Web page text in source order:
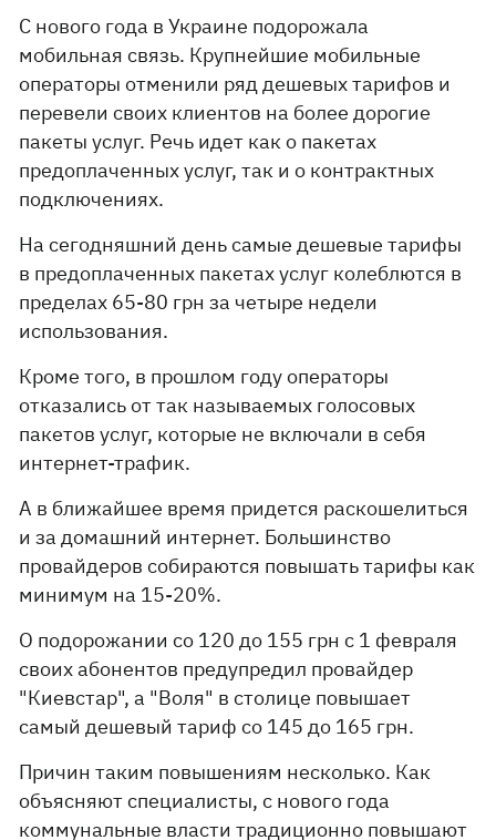
С нового года в Украине подорожала
мобильная связь. Крупнейшие мобильные
операторы отменили ряд дешевых тарифов и
перевели своих клиентов на более дорогие
пакеты услуг. Речь идет как о пакетах
предоплаченных услуг, так и о контрактных
подключениях.
На сегодняшний день самые дешевые тарифы
в предоплаченных пакетах услуг колеблются в
пределах 65-80 грн за четыре недели
использования.
Кроме того, в прошлом году операторы
отказались от так называемых голосовых
пакетов услуг, которые не включали в себя
интернет-трафик.
А в ближайшее время придется раскошелиться
и за домашний интернет. Большинство
провайдеров собираются повышать тарифы как
минимум на 15-20%.
О подорожании со 120 до 155 грн с 1 февраля
своих абонентов предупредил провайдер
"Киевстар", а "Воля" в столице повышает
самый дешевый тариф со 145 до 165 грн.
Причин таким повышениям несколько. Как
объясняют специалисты, с нового года
коммунальные власти традиционно повышают